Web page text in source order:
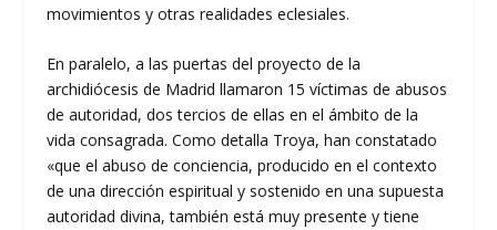
movimientos y otras realidades eclesiales.
En paralelo, a las puertas del proyecto de la
archidiócesis de Madrid llamaron 15 víctimas de abusos
de autoridad, dos tercios de ellas en el ámbito de la
vida consagrada. Como detalla Troya, han constatado
«que el abuso de conciencia, producido en el contexto
de una dirección espiritual y sostenido en una supuesta
autoridad divina, también está muy presente y tiene